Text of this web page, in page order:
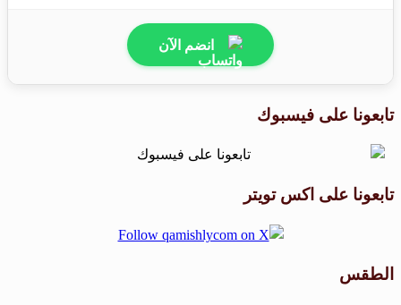
انضم الآن
تابعونا على فيسبوك
تابعونا على اكس تويتر
الطقس